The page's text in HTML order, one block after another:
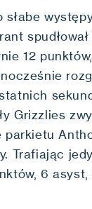
słabe
12
Grizzlies
Trafiając
6